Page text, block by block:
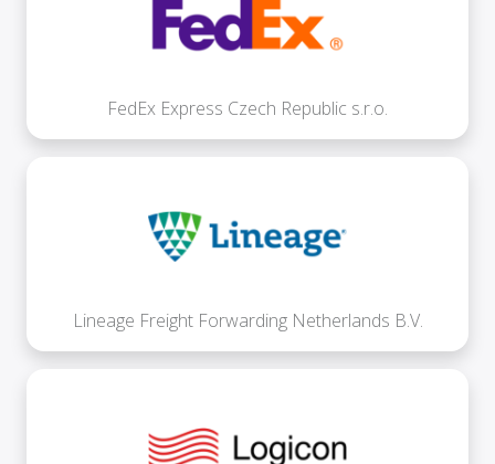
FedEx Express Czech Republic s.r.o.
Lineage Freight Forwarding Netherlands B.V.